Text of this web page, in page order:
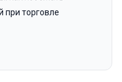
торговле